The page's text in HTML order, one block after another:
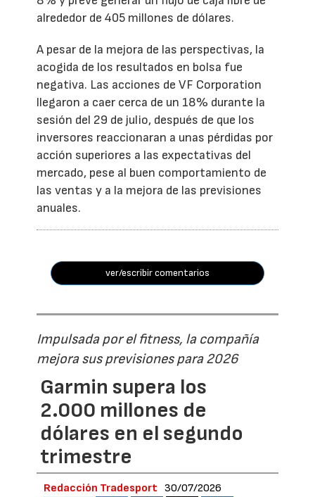
alrededor de 405 millones de dólares.
A pesar de la mejora de las perspectivas, la
acogida de los resultados en bolsa fue
negativa. Las acciones de VF Corporation
llegaron a caer cerca de un 18% durante la
sesión del 29 de julio, después de que los
inversores reaccionaran a unas pérdidas por
acción superiores a las expectativas del
mercado, pese al buen comportamiento de
las ventas y a la mejora de las previsiones
anuales.
ver/escribir comentarios
Impulsada por el fitness, la compañía
mejora sus previsiones para 2026
Garmin supera los
2.000 millones de
dólares en el segundo
trimestre
Redacción Tradesport 30/07/2026